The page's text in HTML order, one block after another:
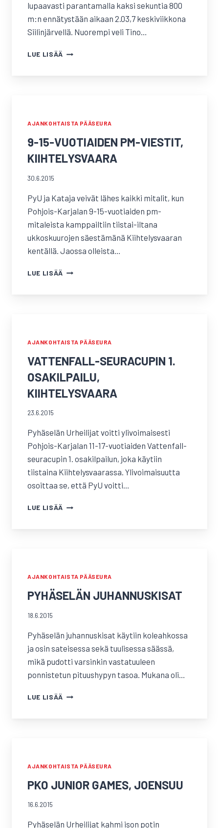
lupaavasti parantamalla kaksi sekuntia 800
m:n ennätystään aikaan 2.03,7 keskiviikkona
Siilinjärvellä. Nuorempi veli Tino…
LUE LISÄÄ SIILINJÄRVEN
AJANKOHTAISTA PÄÄSEURA
9-15-VUOTIAIDEN PM-VIESTIT,
KIIHTELYSVAARA
30.6.2015
PyU ja Kataja veivät lähes kaikki mitalit, kun
Pohjois-Karjalan 9-15-vuotiaiden pm-
mitaleista kamppailtiin tiistai-iltana
ukkoskuurojen säestämänä Kiihtelysvaaran
kentällä. Jaossa olleista…
LUE LISÄÄ
AJANKOHTAISTA PÄÄSEURA
VATTENFALL-SEURACUPIN 1.
OSAKILPAILU,
KIIHTELYSVAARA
23.6.2015
Pyhäselän Urheilijat voitti ylivoimaisesti
Pohjois-Karjalan 11-17-vuotiaiden Vattenfall-
seuracupin 1. osakilpailun, joka käytiin
tiistaina Kiihtelysvaarassa. Ylivoimaisuutta
osoittaa se, että PyU voitti…
LUE LISÄÄ VATTENFALL-
AJANKOHTAISTA PÄÄSEURA
PYHÄSELÄN JUHANNUSKISAT
18.6.2015
Pyhäselän juhannuskisat käytiin koleahkossa
ja osin sateisessa sekä tuulisessa säässä,
mikä pudotti varsinkin vastatuuleen
ponnistetun pituushypyn tasoa. Mukana oli…
LUE LISÄÄ PYHÄSELÄN
AJANKOHTAISTA PÄÄSEURA
PKO JUNIOR GAMES, JOENSUU
16.6.2015
Pyhäselän Urheilijat kahmi ison potin